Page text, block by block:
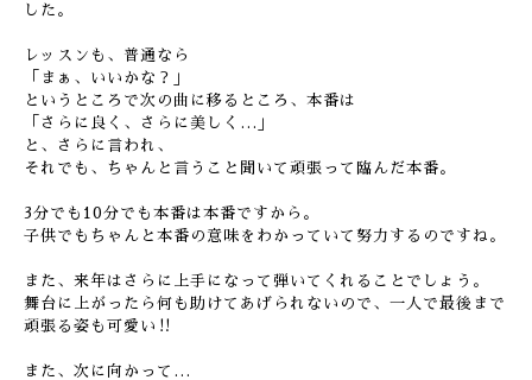
した。
レッスンも、普通なら
「まぁ、いいかな？」
というところで次の曲に移るところ、本番は
「さらに良く、さらに美しく…」
と、さらに言われ、
それでも、ちゃんと言うこと聞いて頑張って臨んだ本番。
3分でも10分でも本番は本番ですから。
子供でもちゃんと本番の意味をわかっていて努力するのですね。
また、来年はさらに上手になって弾いてくれることでしょう。
舞台に上がったら何も助けてあげられないので、一人で最後まで
頑張る姿も可愛い‼︎
また、次に向かって…